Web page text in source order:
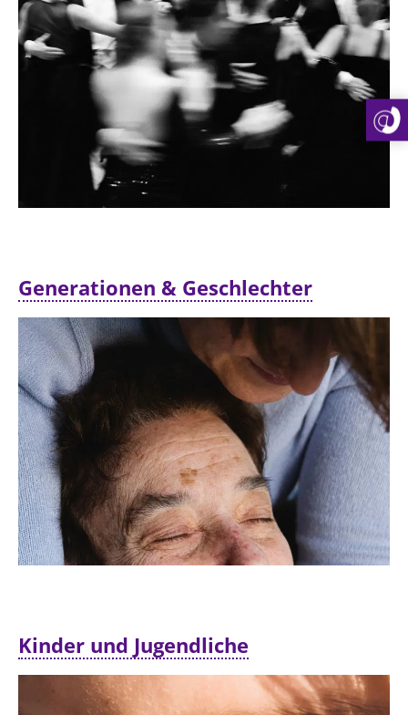
Generationen & Geschlechter
Kinder und Jugendliche